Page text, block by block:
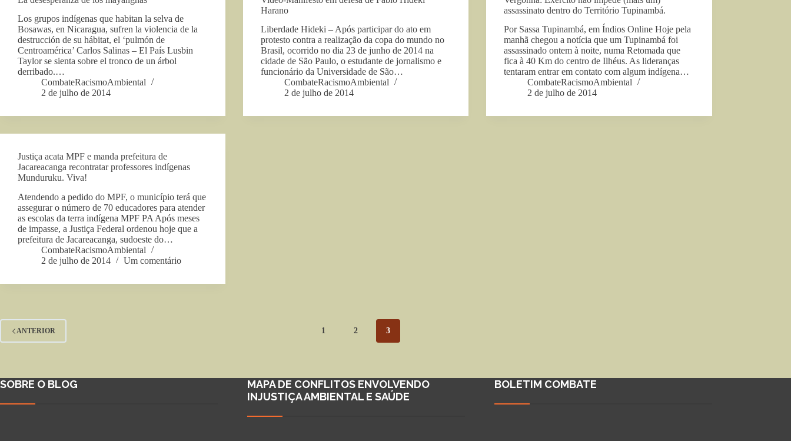
Los grupos indígenas que habitan la selva de
Bosawas, en Nicaragua, sufren la violencia de la
destrucción de su hábitat, el ‘pulmón de
Centroamérica’ Carlos Salinas – El País Lusbin
Taylor se sienta sobre el tronco de un árbol
derribado.…
CombateRacismoAmbiental
2 de julho de 2014
Harano
Liberdade Hideki – Após participar do ato em
protesto contra a realização da copa do mundo no
Brasil, ocorrido no dia 23 de junho de 2014 na
cidade de São Paulo, o estudante de jornalismo e
funcionário da Universidade de São…
CombateRacismoAmbiental
2 de julho de 2014
assassinato dentro do Território Tupinambá.
Por Sassa Tupinambá, em Índios Online Hoje pela
manhã chegou a notícia que um Tupinambá foi
assassinado ontem à noite, numa Retomada que
fica à 40 Km do centro de Ilhéus. As lideranças
tentaram entrar em contato com algum indígena…
CombateRacismoAmbiental
2 de julho de 2014
Justiça acata MPF e manda prefeitura de
Jacareacanga recontratar professores indígenas
Munduruku. Viva!
Atendendo a pedido do MPF, o município terá que
assegurar o número de 70 educadores para atender
as escolas da terra indígena MPF PA Após meses
de impasse, a Justiça Federal ordenou hoje que a
prefeitura de Jacareacanga, sudoeste do…
CombateRacismoAmbiental
2 de julho de 2014
Um comentário
ANTERIOR 1 2 3
SOBRE O BLOG
MAPA DE CONFLITOS ENVOLVENDO
INJUSTIÇA AMBIENTAL E SAÚDE
BOLETIM COMBATE